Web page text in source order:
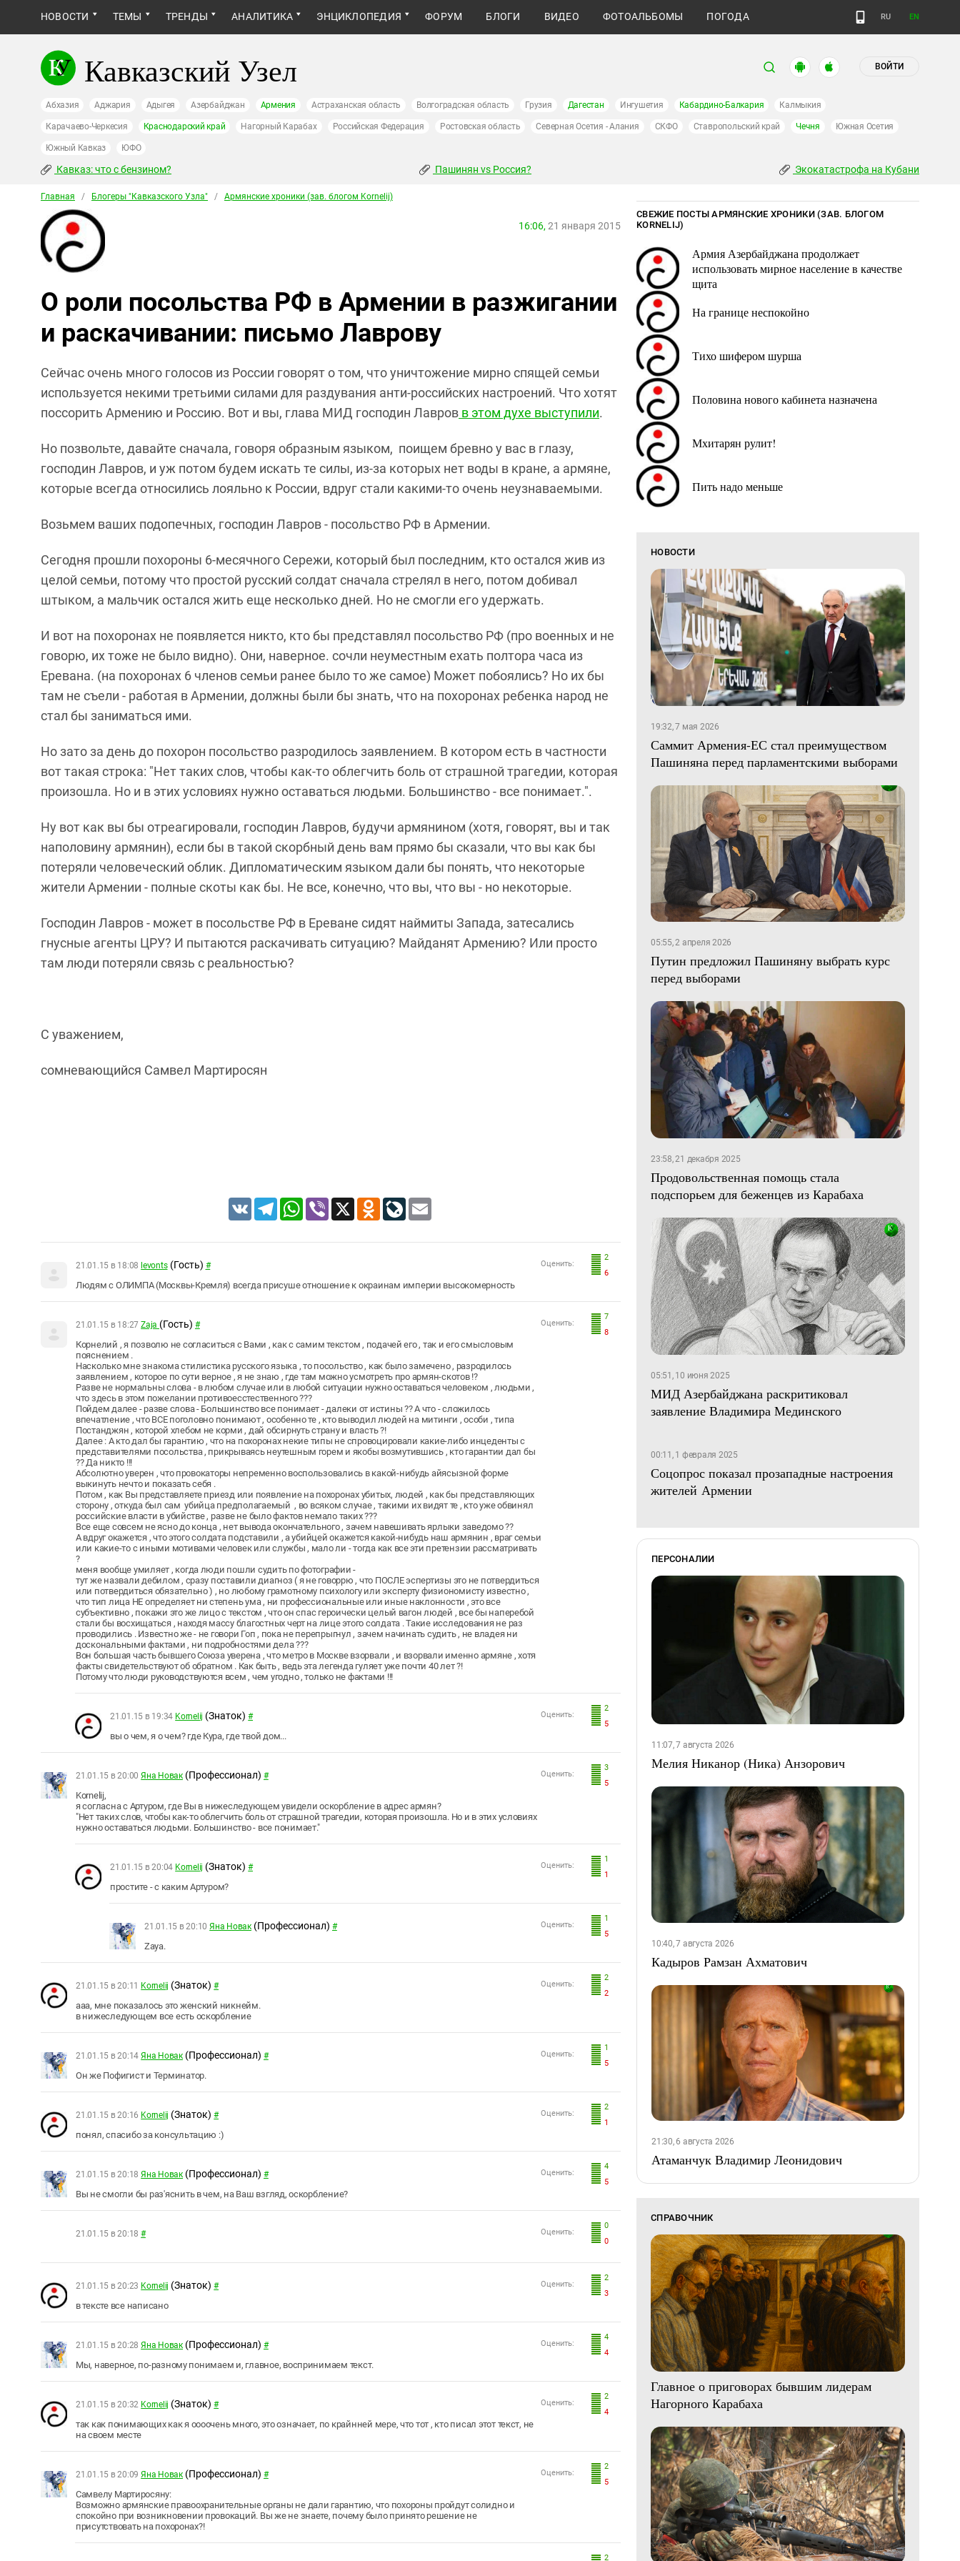
НОВОСТИ ТЕМЫ ТРЕНДЫ АНАЛИТИКА ЭНЦИКЛОПЕДИЯ ФОРУМ БЛОГИ ВИДЕО ФОТОАЛЬБОМЫ ПОГОДА RU EN
Кавказский Узел ВОЙТИ
Абхазия Аджария Адыгея Азербайджан Армения Астраханская область Волгоградская область Грузия Дагестан Ингушетия Кабардино-Балкария Калмыкия
Карачаево-Черкесия Краснодарский край Нагорный Карабах Российская Федерация Ростовская область Северная Осетия - Алания СКФО Ставропольский край Чечня Южная Осетия
Южный Кавказ ЮФО
Кавказ: что с бензином? Пашинян vs Россия? Экокатастрофа на Кубани
Главная / Блогеры "Кавказского Узла" / Армянские хроники (зав. блогом Kornelij)
16:06, 21 января 2015
О роли посольства РФ в Армении в разжигании
и раскачивании: письмо Лаврову
Сейчас очень много голосов из России говорят о том, что уничтожение мирно спящей семьи
используется некими третьими силами для раздувания анти-российских настроений. Что хотят
поссорить Армению и Россию. Вот и вы, глава МИД господин Лавров в этом духе выступили.
Но позвольте, давайте сначала, говоря образным языком, поищем бревно у вас в глазу,
господин Лавров, и уж потом будем искать те силы, из-за которых нет воды в кране, а армяне,
которые всегда относились лояльно к России, вдруг стали какими-то очень неузнаваемыми.
Возьмем ваших подопечных, господин Лавров - посольство РФ в Армении.
Сегодня прошли похороны 6-месячного Сережи, который был последним, кто остался жив из
целой семьи, потому что простой русский солдат сначала стрелял в него, потом добивал
штыком, а мальчик остался жить еще несколько дней. Но не смогли его удержать.
И вот на похоронах не появляется никто, кто бы представлял посольство РФ (про военных и не
говорю, их тоже не было видно). Они, наверное. сочли неуместным ехать полтора часа из
Еревана. (на похоронах 6 членов семьи ранее было то же самое) Может побоялись? Но их бы
там не съели - работая в Армении, должны были бы знать, что на похоронах ребенка народ не
стал бы заниматься ими.
Но зато за день до похорон посольство разродилось заявлением. В котором есть в частности
вот такая строка: "Нет таких слов, чтобы как-то облегчить боль от страшной трагедии, которая
произошла. Но и в этих условиях нужно оставаться людьми. Большинство - все понимает.".
Ну вот как вы бы отреагировали, господин Лавров, будучи армянином (хотя, говорят, вы и так
наполовину армянин), если бы в такой скорбный день вам прямо бы сказали, что вы как бы
потеряли человеческий облик. Дипломатическим языком дали бы понять, что некоторые
жители Армении - полные скоты как бы. Не все, конечно, что вы, что вы - но некоторые.
Господин Лавров - может в посольстве РФ в Ереване сидят наймиты Запада, затесались
гнусные агенты ЦРУ? И пытаются раскачивать ситуацию? Майданят Армению? Или просто
там люди потеряли связь с реальностью?
С уважением,
сомневающийся Самвел Мартиросян
VK TelegramWhatsApp
Viber X Odnoklassniki
LiveJournal
2
6
Оценить:
21.01.15 в 18:08 levonts (Гость) #
Людям с ОЛИМПА (Москвы-Кремля) всегда присуше отношение к окраинам империи высокомерность
7
8
Оценить:
21.01.15 в 18:27 Zaja (Гость) #
Корнелий , я позволю не согласиться с Вами , как с самим текстом , подачей его , так и его смысловым
пояснением .
Насколько мне знакома стилистика русского языка , то посольство , как было замечено , разродилось
заявлением , которое по сути верное , я не знаю , где там можно усмотреть про армян-скотов !?
Разве не нормальны слова - в любом случае или в любой ситуации нужно оставаться человеком , людьми ,
что здесь в этом пожелании противоесстественного ???
Пойдем далее - разве слова - Большинство все понимает - далеки от истины ?? А что - сложилось
впечатление , что ВСЕ поголовно понимают , особенно те , кто выводил людей на митинги , особи , типа
Постанджян , которой хлебом не корми , дай обсирнуть страну и власть ?!
Далее : А кто дал бы гарантию , что на похоронах некие типы не спровоцировали какие-либо инцеденты с
представителями посольства , прикрываясь неутешным горем и якобы возмутившись , кто гарантии дал бы
?? Да никто !!!
Абсолютно уверен , что провокаторы непременно воспользовались в какой-нибудь айясызной форме
выкинуть нечто и показать себя .
Потом , как Вы представляете приезд или появление на похоронах убитых, людей , как бы представляющих
сторону , откуда был сам убийца предполагаемый , во всяком случае , такими их видят те , кто уже обвинял
российские власти в убийстве , разве не было фактов немало таких ???
Все еще совсем не ясно до конца , нет вывода окончательного , зачем навешивать ярлыки заведомо ??
А вдруг окажется , что этого солдата подставили , а убийцей окажется какой-нибудь наш армянин , враг семьи
или какие-то с иными мотивами человек или службы , мало ли - тогда как все эти претензии рассматривать
?
меня вообще умиляет , когда люди пошли судить по фотографии -
тут же назвали дебилом , сразу поставили диагноз ( я не говоррю , что ПОСЛЕ эспертизы это не потвердиться
или потвердиться обязательно ) , но любому грамотному психологу или эксперту физиономисту известно ,
что тип лица НЕ определяет ни степень ума , ни профессиональные или иные наклонности , это все
субъективно , покажи это же лицо с текстом , что он спас героически целый вагон людей , все бы наперебой
стали бы восхищаться , находя массу благостных черт на лице этого солдата . Такие исследования не раз
проводились . Известно же - не говори Гоп , пока не перепрыгнул , зачем начинать судить , не владея ни
доскональными фактами , ни подробностями дела ???
Вон большая часть бывшего Союза уверена , что метро в Москве взорвали , и взорвали именно армяне , хотя
факты свидетельствуют об обратном . Как быть , ведь эта легенда гуляет уже почти 40 лет ?!
Потому что люди руководствуются всем , чем угодно , только не фактами !!!
2
5
Оценить:
21.01.15 в 19:34 Kornelij (Знаток) #
вы о чем, я о чем? где Кура, где твой дом...
3
5
Оценить:
21.01.15 в 20:00 Яна Новак (Профессионал) #
Kornelij,
я согласна с Артуром, где Вы в нижеследующем увидели оскорбление в адрес армян?
"Нет таких слов, чтобы как-то облегчить боль от страшной трагедии, которая произошла. Но и в этих условиях
нужно оставаться людьми. Большинство - все понимает."
1
1
Оценить:
21.01.15 в 20:04 Kornelij (Знаток) #
простите - с каким Артуром?
1
5
Оценить:
21.01.15 в 20:10 Яна Новак (Профессионал) #
Zaya.
2
2
Оценить:
21.01.15 в 20:11 Kornelij (Знаток) #
ааа, мне показалось это женский никнейм.
в нижеследующем все есть оскорбление
1
5
Оценить:
21.01.15 в 20:14 Яна Новак (Профессионал) #
Он же Пофигист и Терминатор.
2
1
Оценить:
21.01.15 в 20:16 Kornelij (Знаток) #
понял, спасибо за консультацию :)
4
5
Оценить:
21.01.15 в 20:18 Яна Новак (Профессионал) #
Вы не смогли бы раз'яснить в чем, на Ваш взгляд, оскорбление?
0
0
Оценить:
21.01.15 в 20:18 #
2
3
Оценить:
21.01.15 в 20:23 Kornelij (Знаток) #
в тексте все написано
4
4
Оценить:
21.01.15 в 20:28 Яна Новак (Профессионал) #
Мы, наверное, по-разному понимаем и, главное, воспринимаем текст.
2
4
Оценить:
21.01.15 в 20:32 Kornelij (Знаток) #
так как понимающих как я оооочень много, это означает, по крайнней мере, что тот , кто писал этот текст, не
на своем месте
2
5
Оценить:
21.01.15 в 20:09 Яна Новак (Профессионал) #
Самвелу Мартиросяну:
Возможно армянские правоохранительные органы не дали гарантию, что похороны пройдут солидно и
спокойно при возникновении провокаций. Вы же не знаете, почему было принято решение не
присутствовать на похоронах?!
2
СВЕЖИЕ ПОСТЫ АРМЯНСКИЕ ХРОНИКИ (ЗАВ. БЛОГОМ
KORNELIJ)
Армия Азербайджана продолжает
использовать мирное население в качестве
щита
На границе неспокойно
Тихо шифером шурша
Половина нового кабинета назначена
Мхитарян рулит!
Пить надо меньше
НОВОСТИ
19:32, 7 мая 2026
Саммит Армения-ЕС стал преимуществом
Пашиняна перед парламентскими выборами
05:55, 2 апреля 2026
Путин предложил Пашиняну выбрать курс
перед выборами
23:58, 21 декабря 2025
Продовольственная помощь стала
подспорьем для беженцев из Карабаха
05:51, 10 июня 2025
МИД Азербайджана раскритиковал
заявление Владимира Мединского
00:11, 1 февраля 2025
Соцопрос показал прозападные настроения
жителей Армении
ПЕРСОНАЛИИ
11:07, 7 августа 2026
Мелия Никанор (Ника) Анзорович
10:40, 7 августа 2026
Кадыров Рамзан Ахматович
21:30, 6 августа 2026
Атаманчук Владимир Леонидович
СПРАВОЧНИК
Главное о приговорах бывшим лидерам
Нагорного Карабаха